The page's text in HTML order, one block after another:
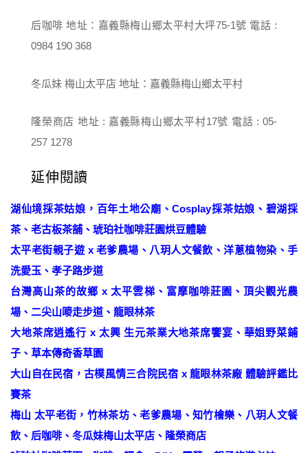
后咖啡 地址：嘉義縣梅山鄉太平村大坪75-1號 電話 :
0984 190 368
冬瓜妹 梅山太平店 地址：嘉義縣梅山鄉太平村
隆榮商店 地址 : 嘉義縣梅山鄉太平村17號 電話 : 05-
257 1278
延伸閱讀
湖仙境採茶姑娘，百年土地公廟、Cosplay採茶姑娘、碧湖採
茶、老古板茶舖、琥珀社咖啡莊園烘豆體驗
太平老街親子遊 x 老爹農場、八玥人文餐飲、洋蔥植物染、手
洗愛玉、孝子路步道
台灣高山茶的故鄉 x 太平雲梯、富摩咖啡莊園、頂尖觀光農
場、二尖山嘜走步道、龍眼林茶
大地茶席逍遙行 x 太興 生元茶業大地茶席饗宴、華姐野菜鋪
子、草本傳奇香草園
大山自在民宿，古樸風情三合院民宿 x 龍眼林茶廠 體驗評鑑比
賽茶
梅山 太平老街，竹林茶坊、老爹農場、知竹檜樂、八玥人文餐
飲、后咖啡、冬瓜妹梅山太平店、隆榮商店